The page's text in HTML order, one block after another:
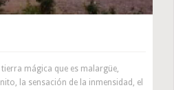
mágica que es malargüe,
la sensación de la inmensidad, el